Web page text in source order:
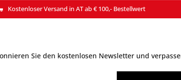
Kostenloser Versand in AT ab € 100,- Bestellwert
Sie den kostenlosen Newsletter und